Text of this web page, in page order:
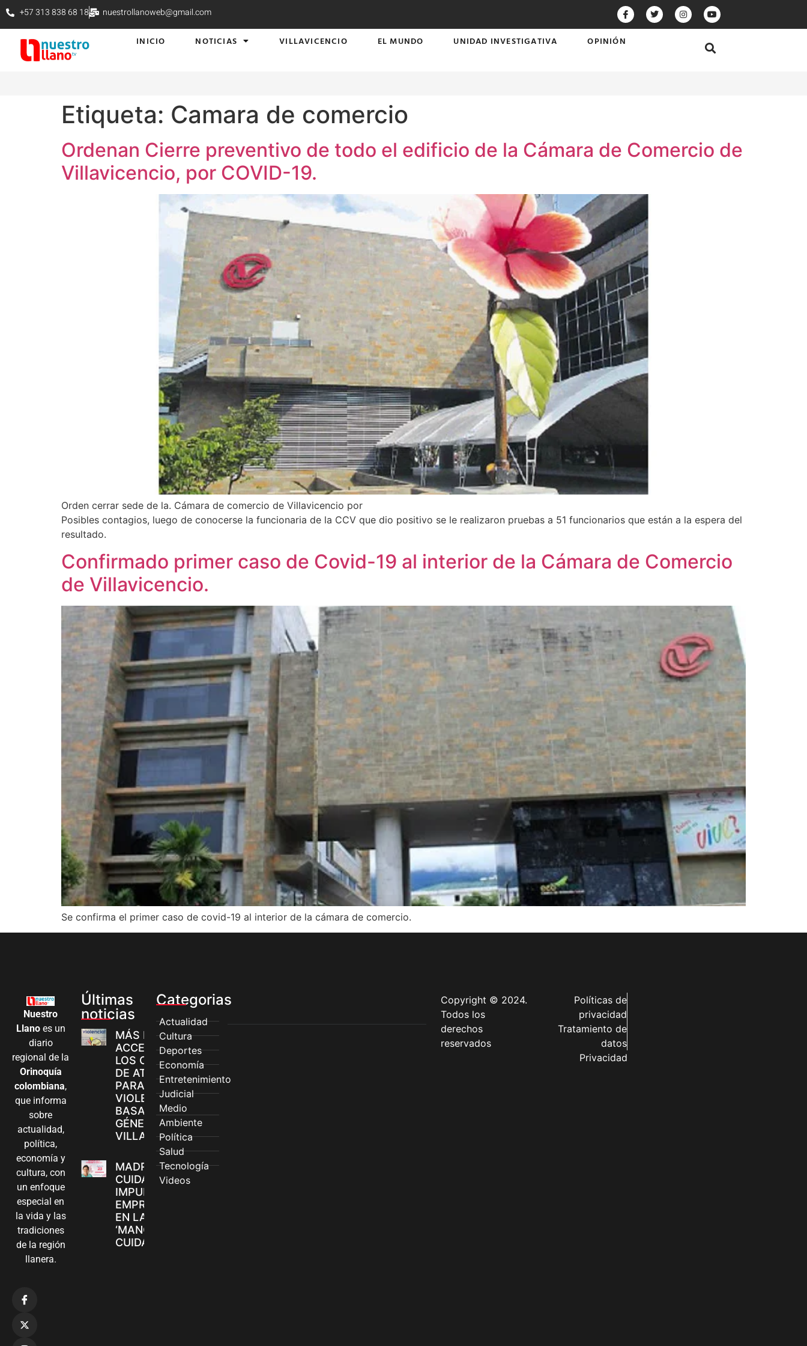
+57 313 838 68 18 nuestrollanoweb@gmail.com
INICIO NOTICIAS VILLAVICENCIO EL MUNDO UNIDAD INVESTIGATIVA OPINIÓN
Etiqueta: Camara de comercio
Ordenan Cierre preventivo de todo el edificio de la Cámara de Comercio de
Villavicencio, por COVID-19.
Orden cerrar sede de la. Cámara de comercio de Villavicencio por
Posibles contagios, luego de conocerse la funcionaria de la CCV que dio positivo se le realizaron pruebas a 51 funcionarios que están a la espera del
resultado.
Confirmado primer caso de Covid-19 al interior de la Cámara de Comercio
de Villavicencio.
Se confirma el primer caso de covid-19 al interior de la cámara de comercio.
Nuestro
Llanoes un
diario
regional de la
Orinoquía
colombiana,
que informa
sobre
actualidad,
política,
economía y
cultura, con
un enfoque
especial en
la vida y las
tradiciones
de la región
llanera.
Últimas
noticias
MÁS MUJERES
ACCEDEN A
LOS CANALES
DE ATENCIÓN
PARA
VIOLENCIAS
BASADAS EN
GÉNERO EN
VILLAVICENCIO
MADRES
CUIDADORAS
IMPULSAN SUS
EMPRENDIMIENTOS
EN LA FERIA
‘MANOS QUE
CUIDAN Y CREAN’
Categorias
Actualidad
Cultura
Deportes
Economía
Entretenimiento
Judicial
Medio
Ambiente
Política
Salud
Tecnología
Videos
Copyright © 2024.
Todos los
derechos
reservados
Políticas de
privacidad
Tratamiento de
datos
Privacidad